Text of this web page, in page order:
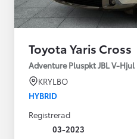
Toyota Yaris Cross
Adventure Pluspkt JBL V-Hjul
KRYLBO
HYBRID
Registrerad
03-2023